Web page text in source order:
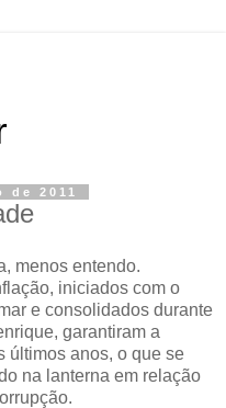
2011
menos entendo.
iniciados com o
e consolidados durante
garantiram a
últimos anos, o que se
na lanterna em relação